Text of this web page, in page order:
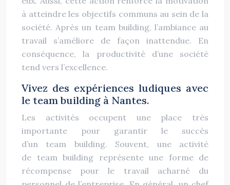
à atteindre les objectifs communs au sein de la
société. Après un team building, l’ambiance au
travail s’améliore de façon inattendue. En
conséquence, la productivité d’une société
tend vers l’excellence.
Vivez des expériences ludiques avec
le team building à Nantes.
Les activités occupent une place très
importante pour garantir le succès
d’un team building. Souvent, une activité
de team building représente une forme de
récompense pour le travail acharné du